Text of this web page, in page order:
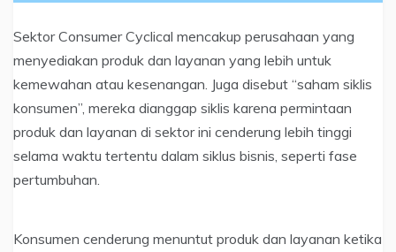
Sektor Consumer Cyclical mencakup perusahaan yang
menyediakan produk dan layanan yang lebih untuk
kemewahan atau kesenangan. Juga disebut “saham siklis
konsumen”, mereka dianggap siklis karena permintaan
produk dan layanan di sektor ini cenderung lebih tinggi
selama waktu tertentu dalam siklus bisnis, seperti fase
pertumbuhan.
Konsumen cenderung menuntut produk dan layanan ketika